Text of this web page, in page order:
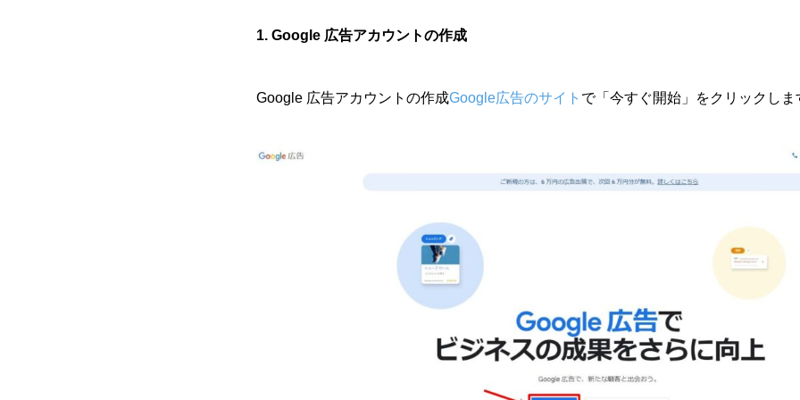
1. Google 広告アカウントの作成
Google 広告アカウントの作成Google広告のサイト で「今すぐ開始」をクリックしま